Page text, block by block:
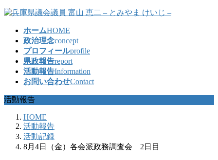
コ
ッ
プ
ナ
移
動
ホームHOME
政治理念concept
プロフィールprofile
県政報告report
活動報告Information
お問い合わせContact
活動報告
HOME
活動報告
活動記録
8月4日（金）各会派政務調査会 2日目